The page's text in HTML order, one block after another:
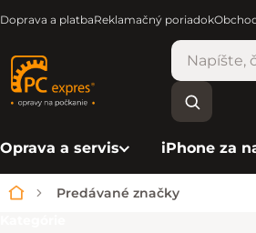
Doprava a platbaReklamačný poriadok
Oprava a servis iPhone za
Domov
Predávané značky